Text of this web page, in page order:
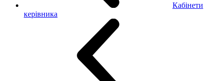
Кабінети
керівника